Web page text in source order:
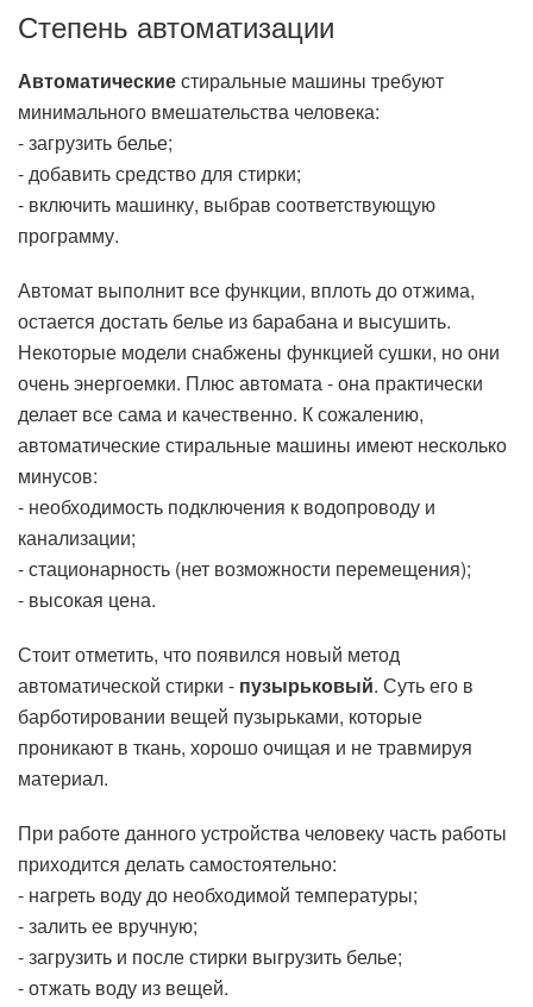
Степень автоматизации
Автоматическиестиральные машины требуют
минимального вмешательства человека:
- загрузить белье;
- добавить средство для стирки;
- включить машинку, выбрав соответствующую
программу.
Автомат выполнит все функции, вплоть до отжима,
остается достать белье из барабана и высушить.
Некоторые модели снабжены функцией сушки, но они
очень энергоемки. Плюс автомата - она практически
делает все сама и качественно. К сожалению,
автоматические стиральные машины имеют несколько
минусов:
- необходимость подключения к водопроводу и
канализации;
- стационарность (нет возможности перемещения);
- высокая цена.
Стоит отметить, что появился новый метод
автоматической стирки - пузырьковый. Суть его в
барботировании вещей пузырьками, которые
проникают в ткань, хорошо очищая и не травмируя
материал.
При работе данного устройства человеку часть работы
приходится делать самостоятельно:
- нагреть воду до необходимой температуры;
- залить ее вручную;
- загрузить и после стирки выгрузить белье;
- отжать воду из вещей.